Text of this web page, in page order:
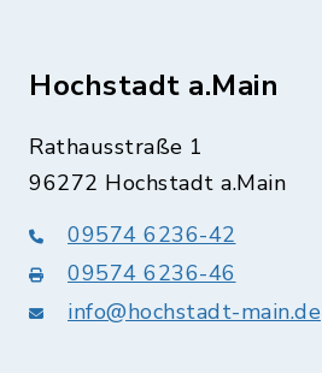
Hochstadt a.Main
Rathausstraße 1
96272 Hochstadt a.Main
09574 6236-42
09574 6236-46
info@hochstadt-main.de